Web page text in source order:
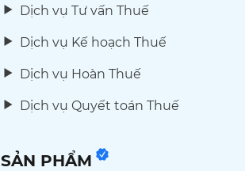
Dịch vụ Tư vấn Thuế
Dịch vụ Kế hoạch Thuế
Dịch vụ Hoàn Thuế
Dịch vụ Quyết toán Thuế
SẢN PHẨM